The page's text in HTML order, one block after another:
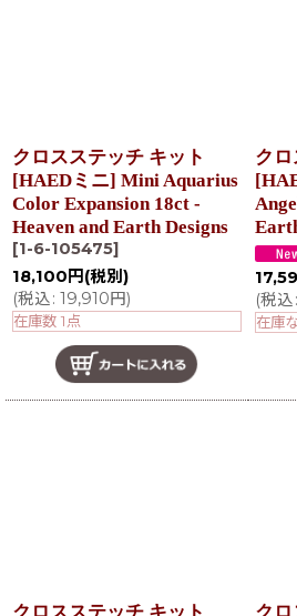
クロスステッチ キット
[HAEDミニ] Mini Aquarius
Color Expansion 18ct -
Heaven and Earth Designs
[1-6-105475]
18,100 円 (税別)
(税込: 19,910円)
在庫数 1点
クロ
(税込:
在庫